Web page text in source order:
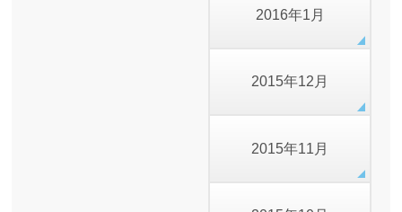
2016年1月
2015年12月
2015年11月